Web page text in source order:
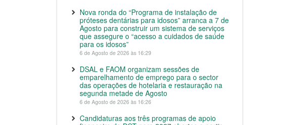
Nova ronda do “Programa de instalação de
próteses dentárias para idosos” arranca a 7 de
Agosto para construir um sistema de serviços
que assegure o “acesso a cuidados de saúde
para os idosos”
6 de Agosto de 2026 às 16:29
DSAL e FAOM organizam sessões de
emparelhamento de emprego para o sector
das operações de hotelaria e restauração na
segunda metade de Agosto
6 de Agosto de 2026 às 16:26
Candidaturas aos três programas de apoio